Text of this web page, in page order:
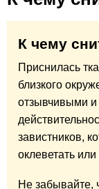
К чему
Приснилась
близкого
отзывчивыми
завистников,
оклеветать
Не забывайте,